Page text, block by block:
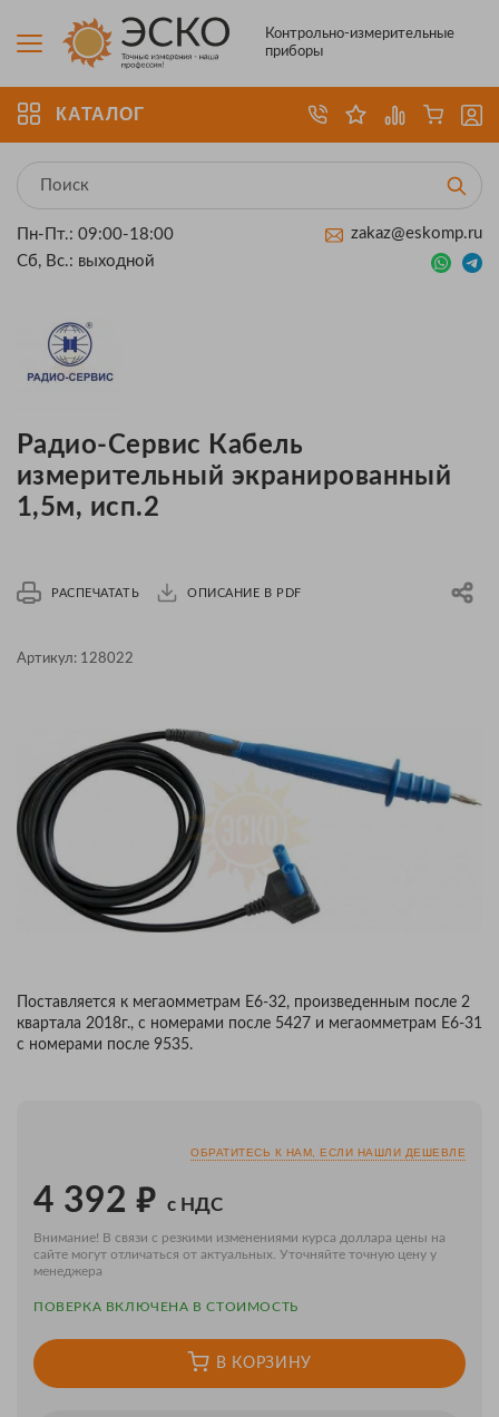
Контрольно-измерительные
приборы
КАТАЛОГ
Пн-Пт.: 09:00-18:00
Сб, Вс.: выходной
zakaz@eskomp.ru
Радио-Сервис Кабель
измерительный экранированный
1,5м, исп.2
РАСПЕЧАТАТЬ ОПИСАНИЕ В PDF
Артикул: 128022
Поставляется к мегаомметрам Е6-32, произведенным после 2
квартала 2018г., с номерами после 5427 и мегаомметрам Е6-31
с номерами после 9535.
ОБРАТИТЕСЬ К НАМ, ЕСЛИ НАШЛИ ДЕШЕВЛЕ
4 392 ₽ с НДС
Внимание! В связи с резкими изменениями курса доллара цены на
сайте могут отличаться от актуальных. Уточняйте точную цену у
менеджера
ПОВЕРКA ВКЛЮЧЕНА В СТОИМОСТЬ
В КОРЗИНУ